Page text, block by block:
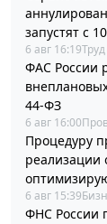
запустят с
6 авг 16:19Труд
ФАС России
44-ФЗ
6 авг 16:00
Процедуру
реализации
6 авг 15:39
ФНС России